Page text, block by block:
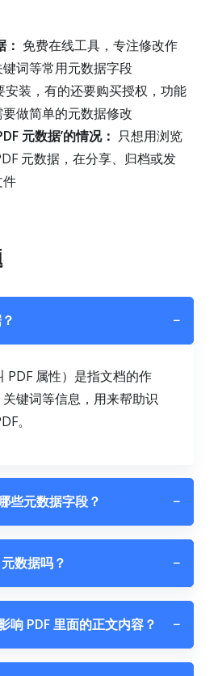
免费在线工具，专注修改作
词等常用元数据字段
安装，有的还要购买授权，功能
做简单的元数据修改
元数据’的情况： 只想用浏览
元数据，在分享、归档或发
件
−
PDF 属性）是指文档的作
键词等信息，用来帮助识
。
些元数据字段？ −
数据吗？ −
响 PDF 里面的正文内容？ −